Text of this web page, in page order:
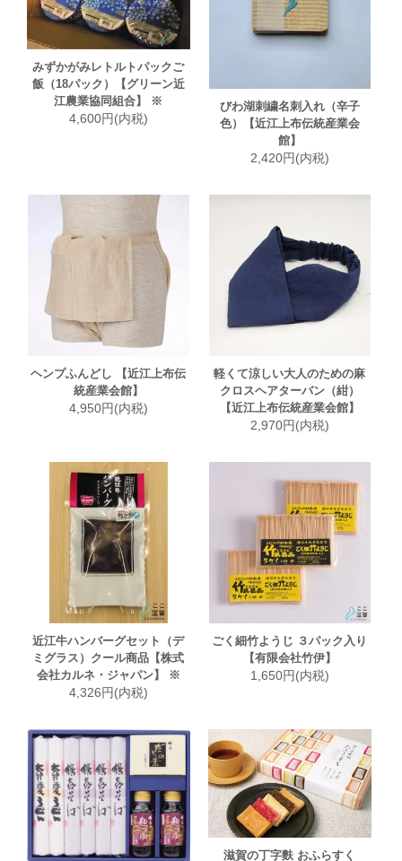
みずかがみレトルトパックご
飯（18パック）【グリーン近
江農業協同組合】 ※
4,600円(内税)
びわ湖刺繍名刺入れ（辛子
色）【近江上布伝統産業会
館】
2,420円(内税)
ヘンプふんどし 【近江上布伝
統産業会館】
4,950円(内税)
軽くて涼しい大人のための麻
クロスヘアターバン（紺）
【近江上布伝統産業会館】
2,970円(内税)
近江牛ハンバーグセット（デ
ミグラス）クール商品【株式
会社カルネ・ジャパン】 ※
4,326円(内税)
ごく細竹ようじ ３パック入り
【有限会社竹伊】
1,650円(内税)
滋賀の丁字麩 おふらすく